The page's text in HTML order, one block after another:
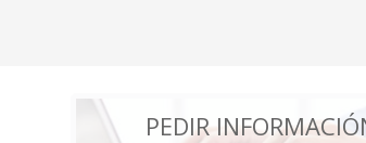
PEDIR